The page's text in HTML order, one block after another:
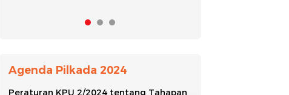
Agenda Pilkada 2024
Peraturan KPU 2/2024 tentang Tahapan